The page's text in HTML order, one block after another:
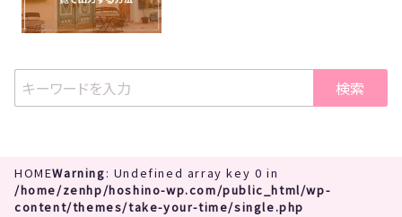
検索
HOMEWarning: Undefined array key 0 in
/home/zenhp/hoshino-wp.com/public_html/wp-
content/themes/take-your-time/single.php